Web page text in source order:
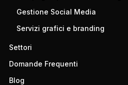
Gestione Social Media
Servizi grafici e branding
Settori
Domande Frequenti
Blog